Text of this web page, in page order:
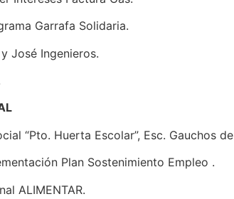
Garrafa Solidaria.
José Ingenieros.
“Pto. Huerta Escolar”, Esc. Gauchos
Plan Sostenimiento Empleo .
ALIMENTAR.